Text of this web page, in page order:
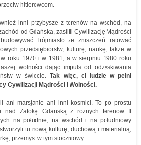
hitlerowcom.
inni przybysze z terenów na wschód, na
od Gdańska, zasilili Cywilizację Mądrości
Trójmiasto ze zniszczeń, ratować
przedsiębiorstw, kulturę, naukę, także w
roku 1970 i w 1981, a w sierpniu 1980 roku
wolności dając impuls od odzyskiwania
w świecie.Tak więc, ci ludzie w pełni
Cywilizacji Mądrości i Wolności.
ani marsjanie ani inni kosmici. To po prostu
nad Zatokę Gdańską z różnych terenów II
na południe, na wschód i na południowy
tu nową kulturę, duchową i materialną;
przemysł w tym stoczniowy.